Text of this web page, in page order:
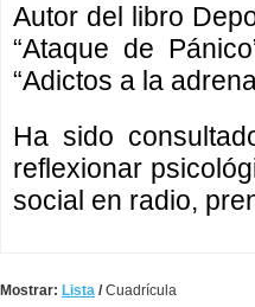
Autor del libro
“Ataque de
“Adictos a la
Ha sido
reflexionar
social en radio,
Mostrar: Lista /Cuadrícula